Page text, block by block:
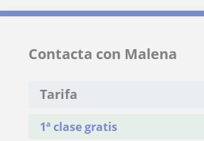
Contacta con Malena
Tarifa
1ª clase gratis